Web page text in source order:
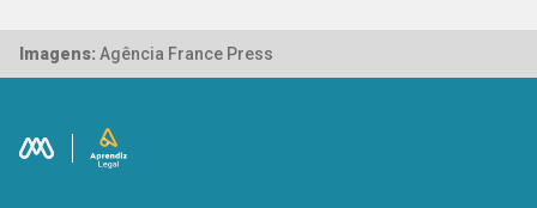
Imagens: Agência France Press